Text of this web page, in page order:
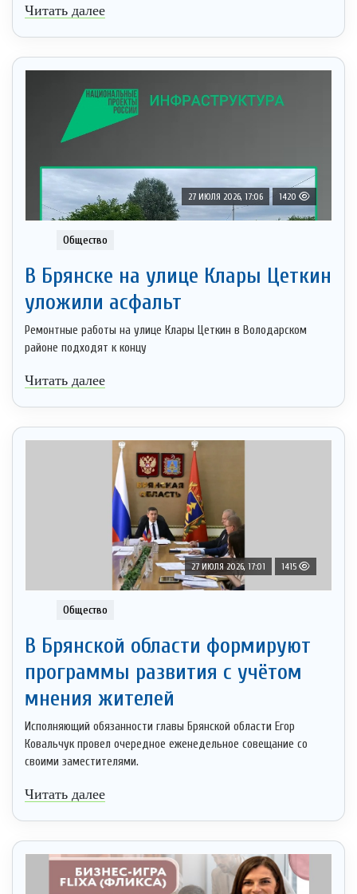
Читать далее
27 ИЮЛЯ 2026, 17:06 1420
Общество
В Брянске на улице Клары Цеткин
уложили асфальт
Ремонтные работы на улице Клары Цеткин в Володарском
районе подходят к концу
Читать далее
27 ИЮЛЯ 2026, 17:01 1415
Общество
В Брянской области формируют
программы развития с учётом
мнения жителей
Исполняющий обязанности главы Брянской области Егор
Ковальчук провел очередное еженедельное совещание со
своими заместителями.
Читать далее